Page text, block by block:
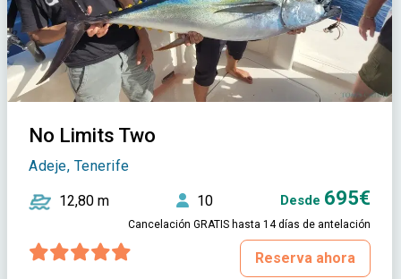
No Limits Two
Adeje, Tenerife
12,80 m 10 Desde 695€
Cancelación GRATIS hasta 14 días de antelación
Reserva ahora